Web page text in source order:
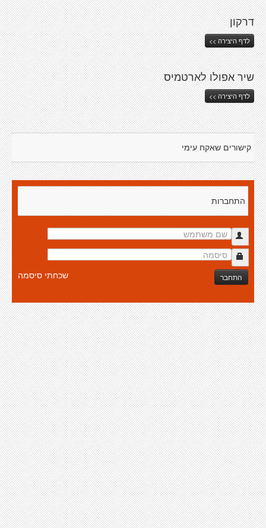
דרקון
לדף היצירה >>
שיר אפולו לארטמיס
לדף היצירה >>
קישורים שאקח עימי
התחברות
התחבר שכחתי סיסמה